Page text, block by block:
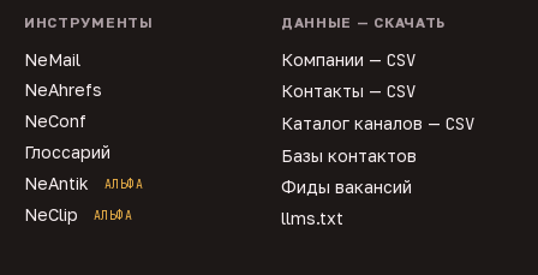
ИНСТРУМЕНТЫ
NeMail
NeAhrefs
NeConf
Глоссарий
NeAntik
АЛЬФА
NeClip АЛЬФА
ДАННЫЕ — СКАЧАТЬ
Компании — CSV
Контакты — CSV
Каталог каналов — CSV
Базы контактов
Фиды вакансий
llms.txt